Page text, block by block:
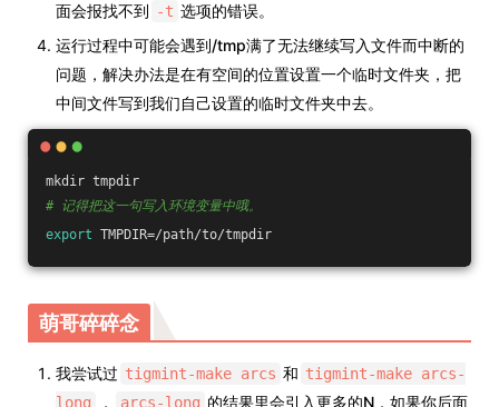
面会报找不到 -t 选项的错误。
运行过程中可能会遇到/tmp满了无法继续写入文件而中断的
问题，解决办法是在有空间的位置设置一个临时文件夹，把
中间文件写到我们自己设置的临时文件夹中去。
mkdir tmpdir
# 记得把这一句写入环境变量中哦。
export TMPDIR=/path/to/tmpdir
萌哥碎碎念
我尝试过 tigmint-make arcs 和 tigmint-make arcs-
long
， arcs-long 的结果里会引入更多的N，如果你后面